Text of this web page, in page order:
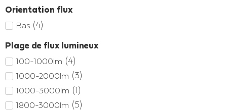
Øext.147, Ødécoupe 130; h55mm
Øext.165, Ødécoupe 150; h158mm
Øext.173, Ødécoupe.158; h55mm
Øext.180, Ødécoupe 158; h55mm
Øext.190, Ødécoupe.175; h55mm
Øext.231, Ødécoupe.214; h55mm
Øext.90, Ødécoupe 75; h101mm
Orientation flux
Bas (4)
Plage de flux lumineux
100-1000lm (4)
1000-2000lm (3)
1000-3000lm (1)
1800-3000lm (5)